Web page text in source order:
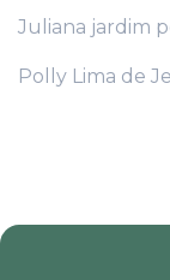
Juliana jardim
Polly Lima de